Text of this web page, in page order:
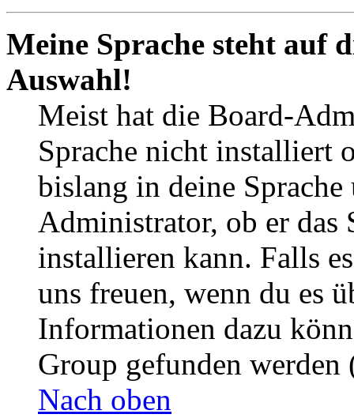
Meine Sprache steht auf
Auswahl!
Meist hat die Board-
Sprache nicht installiert
bislang in deine
Administrator, ob er das
installieren kann. Falls
uns freuen, wenn du es
Informationen dazu
Group gefunden
Nach oben